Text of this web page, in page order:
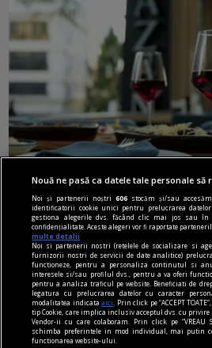
vinuri premium
Vinuri premium - selecții
cunoscători
În lumea vinului, diferența
obișnuit și o experiență
origine, rafinament și
cunoscători, alegerea nu se
băutură, ci la o expresie a
și a măiestriei vinificatorului.
Nouă ne pasă ca datele tale personale să
Noi și partenerii noștri606 stocăm și/sau
identificatorii cookie unici pentru prelucrarea
gestiona alegerile dvs. făcând clic mai jos sau
confidențialitate. Aceste alegeri vor fi raportate
multe detalii
Noi si partenerii nostri (retelele de socializare si
furnizorii nostri de servicii de date analitice)
functioneze, pentru a personaliza continutul si
interesele si/sau profilul dvs., pentru a va oferi
pentru a analiza traficul pe website. Beneficiati de
legatura cu prelucrarea datelor cu caracter
modalitatea indicataaici
. Prin click pe “ACCEPT
tip Cookie, care implica inclusiv acceptul dvs. cu
Vendor-ii cu care colaboram. Prin click pe “VREAU
schimba preferintele in mod individual, mai putin
functionarea website-ului.